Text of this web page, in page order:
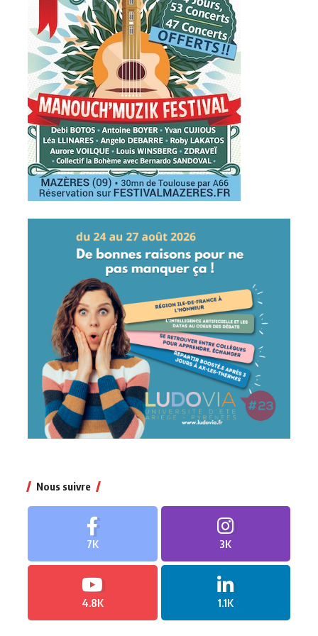
Nous suivre
7K 3K
4.8K 1.1K